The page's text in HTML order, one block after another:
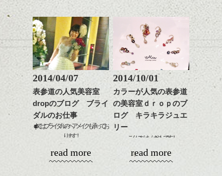
シバタ
スパ／伸びても目立たない
スタイリングも簡単で、
ワックスとオイル、バー
ム等の質感を調整しやす
いものを全体になじませ
ながら
整えるだけですよ。
これからのスタイルチェ
ンジの事等
是非なんでもご相談して
下さい。
お待ちしております
是非なんでもご相談して
下さいね。
シバタ
ＮｏｗｈｅｒｅｂｕｔＨａｙａｍａ と
いう名前の別荘です。
だんだんと湿度がなくなってくる季節です
ね。パーマをかけてイメージチェンジして
みては ＾＾？
http://www.drop-nicedreams.com/2014/09/post-335-974982.html
2014/04/07
表参道の人気美容室
dropのブログ ブライ
ダルのお仕事
dropではブライダルのヘアメイクも承ってお
ります！
す。
read more
2014/10/01
カラーが人気の表参道
の美容室ｄｒｏｐのブ
ログ キラキラジュエ
リー
こんにちは、はやしです！
今日は雨が降って少し肌寒いです
read more